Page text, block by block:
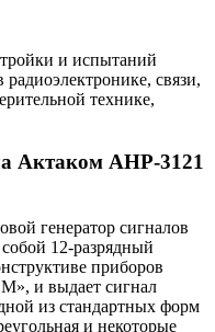
и испытаний
связи,
технике,
Актаком АНР-3121
генератор сигналов
12-разрядный
приборов
и выдает сигнал
из стандартных форм
и некоторые